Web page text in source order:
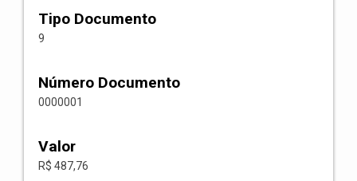
Tipo Documento
9
Número Documento
0000001
Valor
R$ 487,76